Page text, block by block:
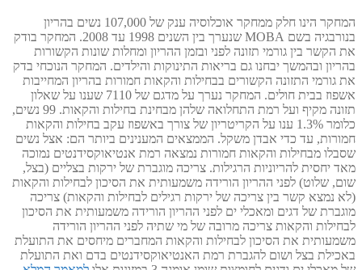
המחקר הינו חלק ממחקר אוכלוסיה ענק של 107,000 נשים בהריון
בנורבגיה בשם MOBA שנערך בין השנים 1998 עד 2008. המחקר בודק
את הקשר בין גורמי תזונה לפני ובזמן ההריון ומחלות שונות הקשורות
בהריון ובהמשך יבחנו גם בריאות התינוקות והילדים. המחקר הנוכחי בדק
את גורמי התזונה הקשורים בבחילות והקאות חמורות בהריון המחייבות
אשפוז בבית חולים. המחקר נערך על מדגם של 7110 שענו על שאלון
תזונה מקיף ועל רמת התחלואה שלהן מבחינת בחילות והקאות. 99 נשים,
כלומר 1.3% ענו על הקריטריון של צורך באשפוז עקב בחילות והקאות
חמורות, עד כדי אבדן משקל. הממצאים המענינים ביותר הם: אצל נשים
שסבלו מבחילות והקאות חמורות נמצאה רמת אנטיאוקסידנטים נמוכה
מאד יחסית להריוניות הרגילות. צריכה מוגברת של ירקות בצליים (בצל,
שום, שלוט) לפני ההריון הורידה משמעותית את הסיכון לבחילות והקאות
(לא נמצא קשר בין צריכה של ירקות רגילים לבחילות והקאות) צריכה
מוגברת של דגים ומאכלי ים לפני ההריון הורידה משמעותית את הסיכון
לבחילות והקאות צריכה מרובה של מי שתיה לפני ההריון הורידה
משמעותית את הסיכון לבחילות והקאות המחברים מיחסים את התועלת
באכילת בצל ושום להגברת רמת האנטיאוקסידנטים בדם ואת התועלת